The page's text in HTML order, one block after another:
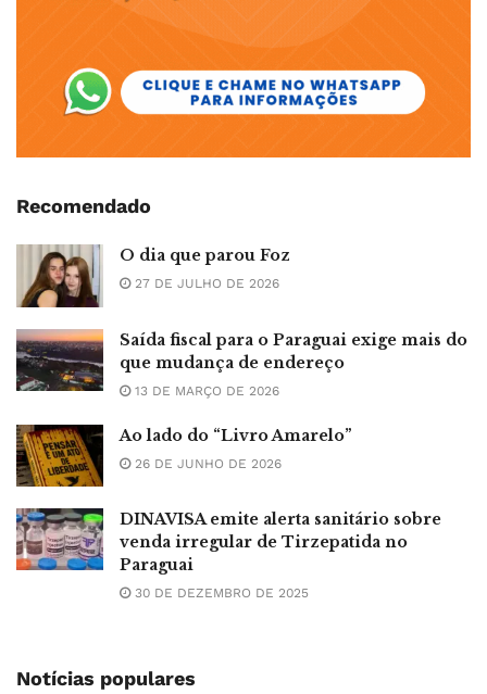
Recomendado
O dia que parou Foz
27 DE JULHO DE 2026
Saída fiscal para o Paraguai exige mais do
que mudança de endereço
13 DE MARÇO DE 2026
Ao lado do “Livro Amarelo”
26 DE JUNHO DE 2026
DINAVISA emite alerta sanitário sobre
venda irregular de Tirzepatida no
Paraguai
30 DE DEZEMBRO DE 2025
Notícias populares